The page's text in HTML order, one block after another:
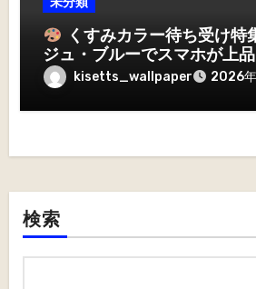
くすみカラー待ち受け特
ジュ・ブルーでスマホが上
kisetts_wallpaper 2026
検索